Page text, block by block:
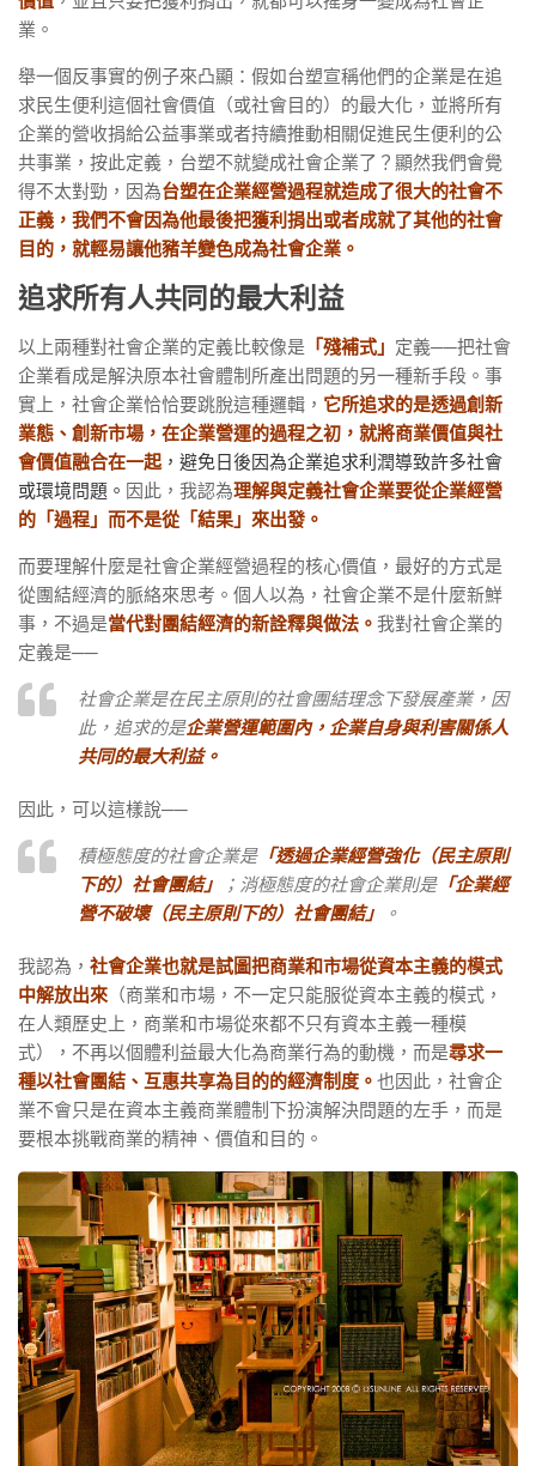
業。
舉一個反事實的例子來凸顯：假如台塑宣稱他們的企業是在追
求民生便利這個社會價值（或社會目的）的最大化，並將所有
企業的營收捐給公益事業或者持續推動相關促進民生便利的公
共事業，按此定義，台塑不就變成社會企業了？顯然我們會覺
得不太對勁，因為台塑在企業經營過程就造成了很大的社會不
正義，我們不會因為他最後把獲利捐出或者成就了其他的社會
目的，就輕易讓他豬羊變色成為社會企業。
追求所有人共同的最大利益
以上兩種對社會企業的定義比較像是 「殘補式」 定義──把社會
企業看成是解決原本社會體制所產出問題的另一種新手段。事
實上，社會企業恰恰要跳脫這種邏輯， 它所追求的是透過創新
業態、創新市場，在企業營運的過程之初，就將商業價值與社
會價值融合在一起 ，避免日後因為企業追求利潤導致許多社會
或環境問題。 因此，我認為理解與定義社會企業要從企業經營
的「過程」而不是從「結果」來出發。
而要理解什麼是社會企業經營過程的核心價值，最好的方式是
從團結經濟的脈絡來思考。個人以為，社會企業不是什麼新鮮
事，不過是當代對團結經濟的新詮釋與做法。 我對社會企業的
定義是──
社會企業是在民主原則的社會團結理念下發展產業，因
此，追求的是企業營運範圍內，企業自身與利害關係人
共同的最大利益。
因此，可以這樣說──
積極態度的社會企業是「透過企業經營強化（民主原則
下的）社會團結」
；消極態度的社會企業則是「企業經
營不破壞（民主原則下的）社會團結」
。
我認為， 社會企業也就是試圖把商業和市場從資本主義的模式
中解放出來 （商業和市場，不一定只能服從資本主義的模式，
在人類歷史上，商業和市場從來都不只有資本主義一種模
式），不再以個體利益最大化為商業行為的動機，而是尋求一
種以社會團結、互惠共享為目的的經濟制度。 也因此，社會企
業不會只是在資本主義商業體制下扮演解決問題的左手，而是
要根本挑戰商業的精神、價值和目的。